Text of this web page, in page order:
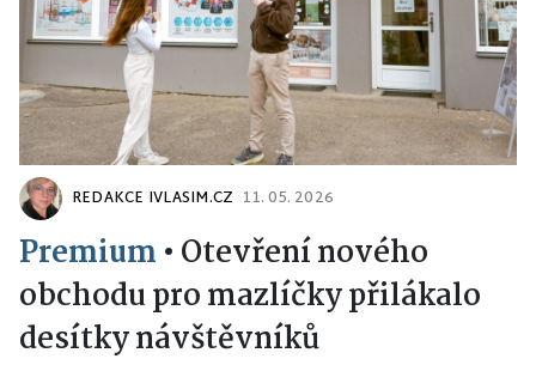
REDAKCE IVLASIM.CZ 11. 05. 2026
Premium • Otevření nového
obchodu pro mazlíčky přilákalo
desítky návštěvníků